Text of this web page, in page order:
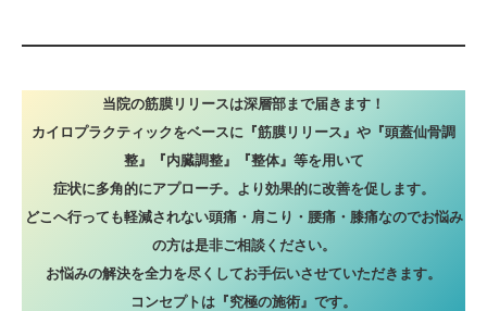
当院の筋膜リリースは深層部まで届きます！
カイロプラクティックをベースに『筋膜リリース』や『頭蓋仙骨調
整』『内臓調整』『整体』等を用いて
症状に多角的にアプローチ。より効果的に改善を促します。
どこへ行っても軽減されない頭痛・肩こり・腰痛・膝痛なのでお悩み
の方は是非ご相談ください。
お悩みの解決を全力を尽くしてお手伝いさせていただきます。
コンセプトは『究極の施術』です。